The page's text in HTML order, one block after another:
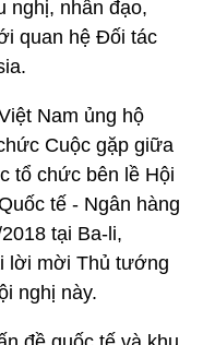
nghị, nhân đạo,
quan hệ Đối tác
Nam ủng hộ
Cuộc gặp giữa
tổ chức bên lề Hội
tế - Ngân hàng
tại Ba-li,
lời mời Thủ tướng
nghị này.